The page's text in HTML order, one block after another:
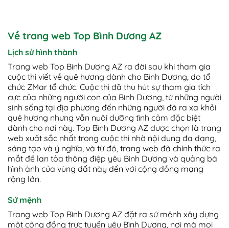
Về trang web Top Bình Dương AZ
Lịch sử hình thành
Trang web Top Bình Dương AZ ra đời sau khi tham gia
cuộc thi viết về quê hương dành cho Bình Dương, do tổ
chức ZMar tổ chức. Cuộc thi đã thu hút sự tham gia tích
cực của những người con của Bình Dương, từ những người
sinh sống tại địa phương đến những người đã ra xa khỏi
quê hương nhưng vẫn nuôi dưỡng tình cảm đặc biệt
dành cho nơi này. Top Bình Dương AZ được chọn là trang
web xuất sắc nhất trong cuộc thi nhờ nội dung đa dạng,
sáng tạo và ý nghĩa, và từ đó, trang web đã chính thức ra
mắt để lan tỏa thông điệp yêu Bình Dương và quảng bá
hình ảnh của vùng đất này đến với cộng đồng mạng
rộng lớn.
Sứ mệnh
Trang web Top Bình Dương AZ đặt ra sứ mệnh xây dựng
một cộng đồng trực tuyến yêu Bình Dương, nơi mà mọi